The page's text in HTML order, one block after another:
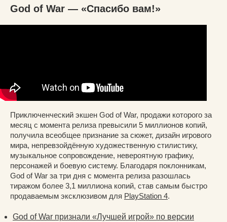
God of War — «Спасибо вам!»
Приключенческий экшен God of War, продажи которого за
месяц с момента релиза превысили 5 миллионов копий,
получила всеобщее признание за сюжет, дизайн игрового
мира, непревзойдённую художественную стилистику,
музыкальное сопровождение, невероятную графику,
персонажей и боевую систему. Благодаря поклонникам,
God of War за три дня с момента релиза разошлась
тиражом более 3,1 миллиона копий, став самым быстро
продаваемым эксклюзивом для PlayStation 4.
God of War признали «Лучшей игрой» по версии